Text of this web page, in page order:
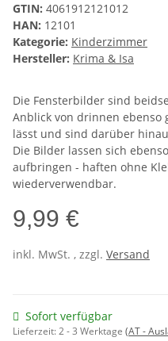
GTIN: 4061912121012
HAN: 12101
Kategorie: Kinderzimmer
Hersteller: Krima & Isa
Die Fensterbilder sind
Anblick von drinnen ebenso
lässt und sind darüber
Die Bilder lassen sich
aufbringen - haften ohne
wiederverwendbar.
9,99 €
inkl. MwSt. , zzgl. Versand
Sofort verfügbar
Lieferzeit:2 - 3 Werktage (AT -